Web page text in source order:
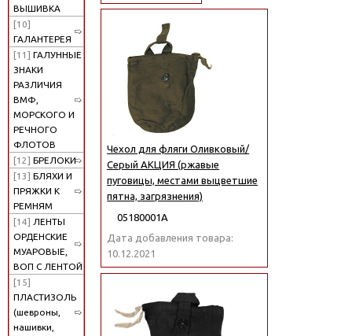
ВЫШИВКА
[10]
ГАЛАНТЕРЕЯ
[11] ГАЛУННЫЕ
ЗНАКИ
РАЗЛИЧИЯ
ВМФ,
МОРСКОГО И
РЕЧНОГО
ФЛОТОВ
[12] БРЕЛОКИ
[13] БЛЯХИ И
ПРЯЖКИ К
РЕМНЯМ
[14] ЛЕНТЫ
ОРДЕНСКИЕ
МУАРОВЫЕ,
ВОП С ЛЕНТОЙ
[15]
ПЛАСТИЗОЛЬ
(шевроны,
нашивки,
Чехол для фляги Оливковый/
Серый АКЦИЯ (ржавые
пуговицы, местами выцветшие
пятна, загрязнения)
05180001А
Дата добавления товара:
10.12.2021